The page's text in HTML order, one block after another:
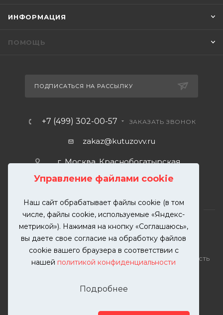
Управление файлами cookie
Наш сайт обрабатывает файлы cookie (в том
числе, файлы cookie, используемые «Яндекс-
метрикой»). Нажимая на кнопку «Соглашаюсь»,
вы даете свое согласие на обработку файлов
cookie вашего браузера в соответствии с
нашей политикой конфиденциальности
Подробнее
ИНФОРМАЦИЯ
ПОМОЩЬ
ПОДПИСАТЬСЯ НА РАССЫЛКУ
+7 (499) 302-00-57 ЗАКАЗАТЬ ЗВОНОК
zakaz@kutuzovv.ru
г. Москва, Краснобогатырская
2026 © KUTUZOVV | Кузовной ремонт и покраска
автомобилей. Вся информация на сайте – собственность
разрешения запрещена. Все права защищены.
Телефон: 8(499)-302-00-57